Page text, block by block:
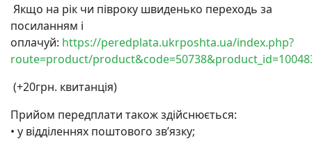
Якщо на рік чи півроку швиденько переходь за
посиланням і
оплачуй: https://peredplata.ukrposhta.ua/index.php?
route=product/
(+20грн. квитанція)
Прийом передплати також здійснюється:
• у відділеннях поштового зв’язку;